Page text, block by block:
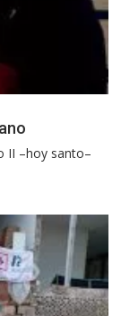
II –hoy santo–